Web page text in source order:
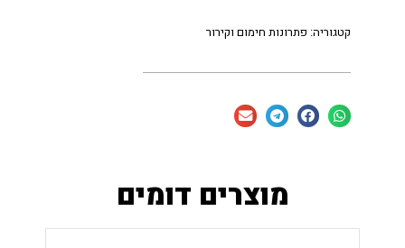
קטגוריה: פתרונות חימום וקירור
מוצרים דומים